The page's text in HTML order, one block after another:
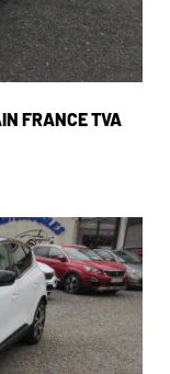
FRANCE TVA